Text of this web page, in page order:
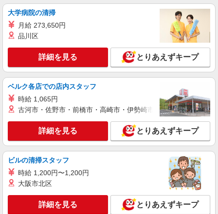
大学病院の清掃
月給 273,650円
品川区
詳細を見る とりあえずキープ
ベルク各店での店内スタッフ
時給 1,065円
古河市・佐野市・前橋市・高崎市・伊勢崎市・太田市・館林市
詳細を見る とりあえずキープ
ビルの清掃スタッフ
時給 1,200円〜1,200円
大阪市北区
詳細を見る とりあえずキープ